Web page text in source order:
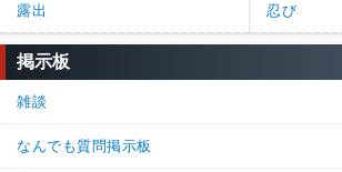
露出 忍び
掲示板
雑談
なんでも質問掲示板